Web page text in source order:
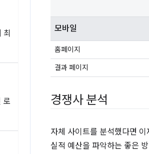
로
모바일
홈페이지
결과 페이지
경쟁사 분석
자체 사이트를 분석했다면
실적 예산을 파악하는 좋은